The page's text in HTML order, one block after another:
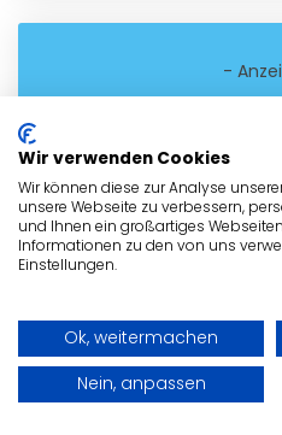
-
Wir verwenden Cookies
Wir können diese zur Analyse
unsere Webseite zu verbessern,
und Ihnen ein großartiges
Informationen zu den von uns
Einstellungen.
Ok, weitermachen
Nein, anpassen